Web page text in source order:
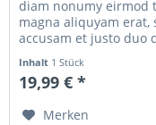
diam nonumy eirmod
magna aliquyam erat,
accusam et justo duo
Inhalt 1 Stück
19,99 € *
Merken